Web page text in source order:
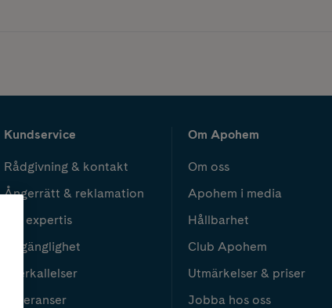
Kundservice
Rådgivning & kontakt
Ångerrätt & reklamation
Vår expertis
Tillgänglighet
Återkallelser
Leveranser
Om Apohem
Om oss
Apohem i media
Hållbarhet
Club Apohem
Utmärkelser & priser
Jobba hos oss